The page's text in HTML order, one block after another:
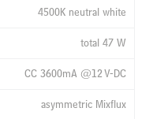
4500K neutral white
total 47 W
CC 3600mA @12 V-DC
asymmetric Mixflux